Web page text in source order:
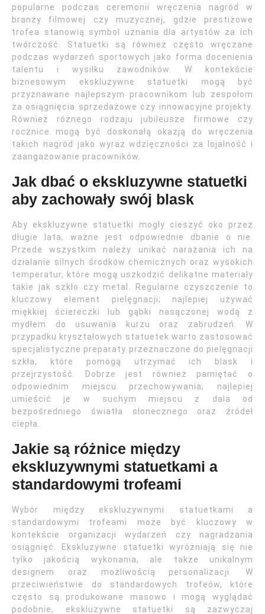
popularne podczas ceremonii wręczenia nagród w
branży filmowej czy muzycznej, gdzie prestiżowe
trofea stanowią symbol uznania dla artystów za ich
twórczość. Statuetki są również często wręczane
podczas wydarzeń sportowych jako forma docenienia
talentu i wysiłku zawodników. W kontekście
biznesowym ekskluzywne statuetki mogą być
przyznawane najlepszym pracownikom lub zespołom
za osiągnięcia sprzedażowe czy innowacyjne projekty.
Również różnego rodzaju jubileusze firmowe czy
rocznice mogą być doskonałą okazją do wręczenia
takich nagród jako wyraz wdzięczności za lojalność i
zaangażowanie pracowników.
Jak dbać o ekskluzywne statuetki
aby zachowały swój blask
Aby ekskluzywne statuetki mogły cieszyć oko przez
długie lata, ważne jest odpowiednie dbanie o nie.
Przede wszystkim należy unikać narażania ich na
działanie silnych środków chemicznych oraz wysokich
temperatur, które mogą uszkodzić delikatne materiały
takie jak szkło czy metal. Regularne czyszczenie to
kluczowy element pielęgnacji; najlepiej używać
miękkiej ściereczki lub gąbki nasączonej wodą z
mydłem do usuwania kurzu oraz zabrudzeń. W
przypadku kryształowych statuetek warto zastosować
specjalistyczne preparaty przeznaczone do pielęgnacji
szkła, które pomogą utrzymać ich blask i
przejrzystość. Dobrze jest również pamiętać o
odpowiednim miejscu przechowywania; najlepiej
umieścić je w suchym miejscu z dala od
bezpośredniego światła słonecznego oraz źródeł
ciepła.
Jakie są różnice między
ekskluzywnymi statuetkami a
standardowymi trofeami
Wybór między ekskluzywnymi statuetkami a
standardowymi trofeami może być kluczowy w
kontekście organizacji wydarzeń czy nagradzania
osiągnięć. Ekskluzywne statuetki wyróżniają się nie
tylko jakością wykonania, ale także unikalnym
designem oraz możliwością personalizacji. W
przeciwieństwie do standardowych trofeów, które
często są produkowane masowo i mogą wyglądać
podobnie, ekskluzywne statuetki są zazwyczaj